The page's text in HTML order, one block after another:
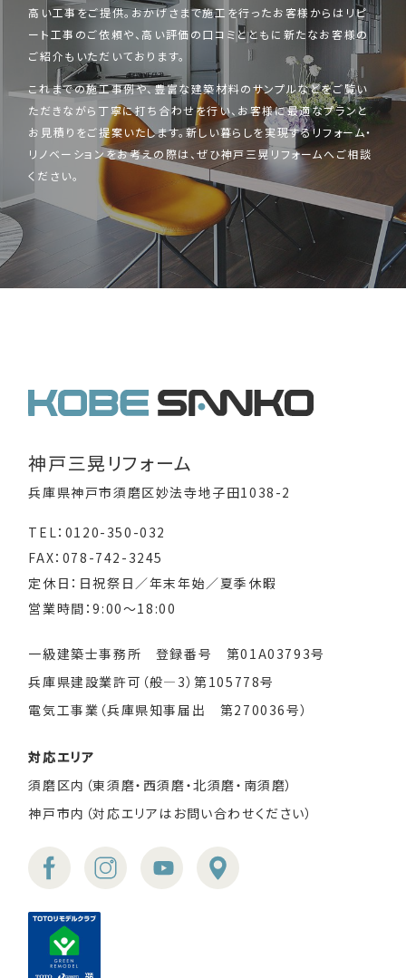
高い工事をご提供。おかげさまで施工を行ったお客様からはリピ
ート工事のご依頼や、高い評価の口コミとともに新たなお客様の
ご紹介もいただいております。
これまでの施工事例や、豊富な建築材料のサンプルなどをご覧い
ただきながら丁寧に打ち合わせを行い、お客様に最適なプランと
お見積りをご提案いたします。新しい暮らしを実現するリフォーム・
リノベーションをお考えの際は、ぜひ神戸三晃リフォームへご相談
ください。
神戸三晃リフォーム
兵庫県神戸市須磨区妙法寺地子田1038-2
TEL：0120-350-032
FAX：078-742-3245
定休日：日祝祭日／年末年始／夏季休暇
営業時間：9:00～18:00
一級建築士事務所 登録番号 第01A03793号
兵庫県建設業許可（般―3）第105778号
電気工事業（兵庫県知事届出 第270036号）
対応エリア
須磨区内（東須磨・西須磨・北須磨・南須磨）
神戸市内（対応エリアはお問い合わせください）